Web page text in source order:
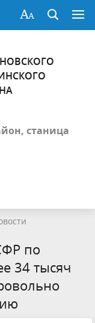
станица
по
34 тысяч